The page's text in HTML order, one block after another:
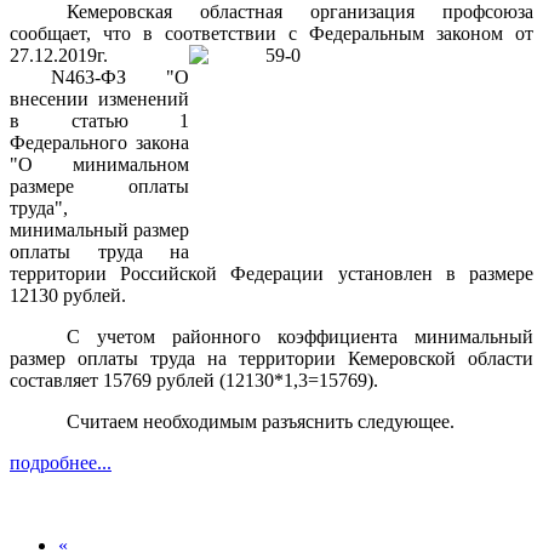
Кемеровская областная организация профсоюза
сообщает, что в соответствии с Федеральным законом от
27.12.2019г.
N463-ФЗ "О
внесении изменений
в статью 1
Федерального закона
"О минимальном
размере оплаты
труда",
минимальный размер
оплаты труда на
территории Российской Федерации установлен в размере
12130 рублей.
С учетом районного коэффициента минимальный
размер оплаты труда на территории Кемеровской области
составляет 15769 рублей (12130*1,3=15769).
Считаем необходимым разъяснить следующее.
подробнее...
«